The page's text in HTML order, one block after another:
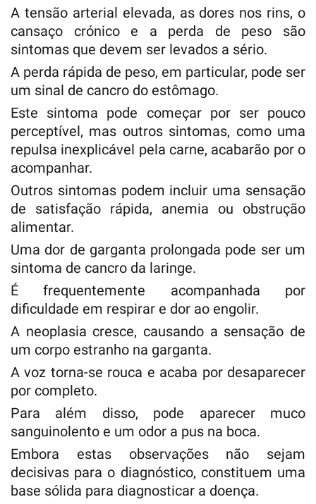
A tensão arterial elevada, as dores nos rins, o
cansaço crónico e a perda de peso são
sintomas que devem ser levados a sério.
A perda rápida de peso, em particular, pode ser
um sinal de cancro do estômago.
Este sintoma pode começar por ser pouco
perceptível, mas outros sintomas, como uma
repulsa inexplicável pela carne, acabarão por o
acompanhar.
Outros sintomas podem incluir uma sensação
de satisfação rápida, anemia ou obstrução
alimentar.
Uma dor de garganta prolongada pode ser um
sintoma de cancro da laringe.
É frequentemente acompanhada por
dificuldade em respirar e dor ao engolir.
A neoplasia cresce, causando a sensação de
um corpo estranho na garganta.
A voz torna-se rouca e acaba por desaparecer
por completo.
Para além disso, pode aparecer muco
sanguinolento e um odor a pus na boca.
Embora estas observações não sejam
decisivas para o diagnóstico, constituem uma
base sólida para diagnosticar a doença.